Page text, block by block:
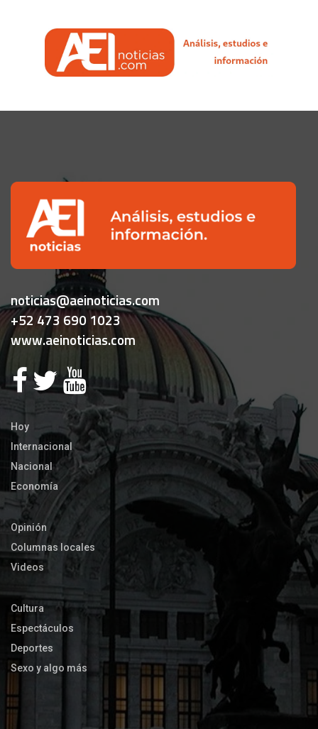
noticias@aeinoticias.com
+52 473 690 1023
www.aeinoticias.com
Hoy
Internacional
Nacional
Economía
Opinión
Columnas locales
Videos
Cultura
Espectáculos
Deportes
Sexo y algo más